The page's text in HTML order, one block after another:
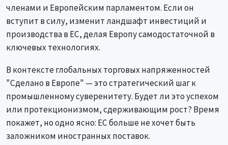
членами и Европейским парламентом. Если он
вступит в силу, изменит ландшафт инвестиций и
производства в ЕС, делая Европу самодостаточной в
ключевых технологиях.
В контексте глобальных торговых напряженностей
"Сделано в Европе" — это стратегический шаг к
промышленному суверенитету. Будет ли это успехом
или протекционизмом, сдерживающим рост? Время
покажет, но одно ясно: ЕС больше не хочет быть
заложником иностранных поставок.